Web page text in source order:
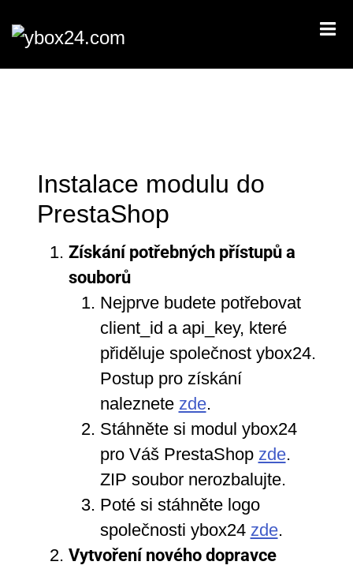
EN
Co je ybox24?
Doručování zásilek z e-shopu
Jak začít ybox24 používat?
Chci ybox24 do našeho prostoru
Kde už nás najdete
Integrace pro eshopy
CZ
Instalace modulu do
PrestaShop
Získání potřebných přístupů a
souborů
Nejprve budete potřebovat
client_id a api_key, které
přiděluje společnost ybox24.
Postup pro získání
naleznete zde.
Stáhněte si modul ybox24
pro Váš PrestaShop zde.
ZIP soubor nerozbalujte.
Poté si stáhněte logo
společnosti ybox24 zde.
Vytvoření nového dopravce